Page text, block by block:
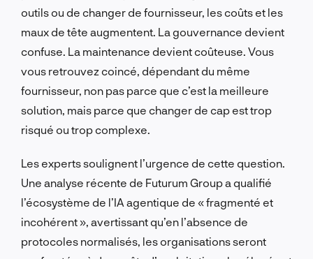
outils ou de changer de fournisseur, les coûts et les
maux de tête augmentent. La gouvernance devient
confuse. La maintenance devient coûteuse. Vous
vous retrouvez coincé, dépendant du même
fournisseur, non pas parce que c’est la meilleure
solution, mais parce que changer de cap est trop
risqué ou trop complexe.
Les experts soulignent l’urgence de cette question.
Une analyse récente de Futurum Group a qualifié
l’écosystème de l’IA agentique de « fragmenté et
incohérent », avertissant qu’en l’absence de
protocoles normalisés, les organisations seront